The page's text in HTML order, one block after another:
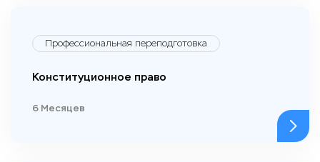
Профессиональная переподготовка
Конституционное право
6 Месяцев